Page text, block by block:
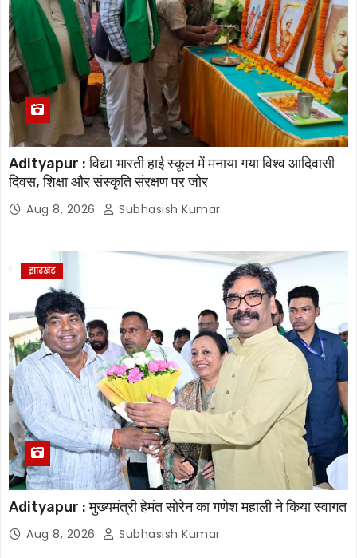
Adityapur : विद्या भारती हाई स्कूल में मनाया गया विश्व आदिवासी
दिवस, शिक्षा और संस्कृति संरक्षण पर जोर
Aug 8, 2026 Subhasish Kumar
झारखंड
Adityapur : मुख्यमंत्री हेमंत सोरेन का गणेश महाली ने किया स्वागत
Aug 8, 2026 Subhasish Kumar